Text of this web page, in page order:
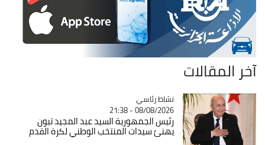
آخر المقالات
Catégorie
نشاط رئاسي
08/08/2026 - 21:38
رئيس الجمهورية السيد عبد المجيد تبون
يهنئ سيدات المنتخب الوطني لكرة القدم